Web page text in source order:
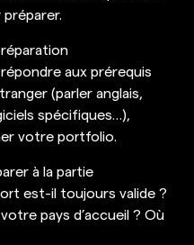
aux prérequis
(parler anglais,
spécifiques…),
votre portfolio.
à la partie
est-il toujours valide ?
pays d’accueil ? Où